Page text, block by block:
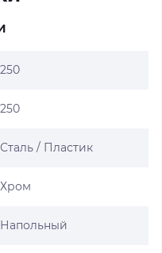
250
250
Сталь / Пластик
Хром
Напольный